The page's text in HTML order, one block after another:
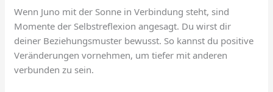
Wenn Juno mit der Sonne in Verbindung steht, sind
Momente der Selbstreflexion angesagt. Du wirst dir
deiner Beziehungsmuster bewusst. So kannst du positive
Veränderungen vornehmen, um tiefer mit anderen
verbunden zu sein.